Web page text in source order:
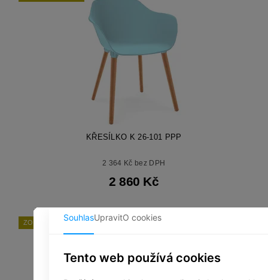
KŘESÍLKO K 26-101 PPP
2 364 Kč bez DPH
2 860 Kč
ZOBRAZIT: CENA